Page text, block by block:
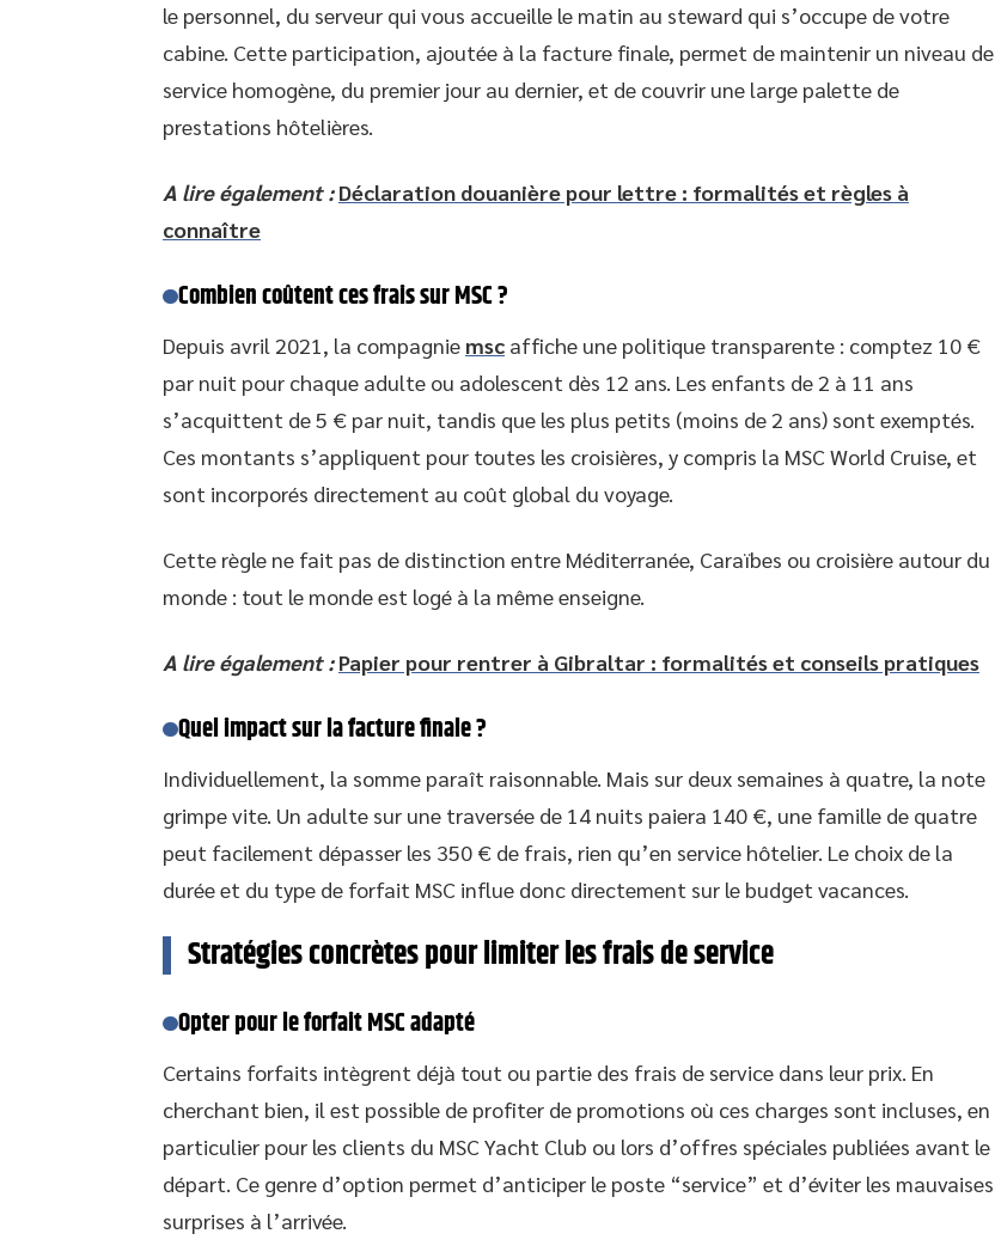
le personnel, du serveur qui vous accueille le matin au steward qui s’occupe de votre
cabine. Cette participation, ajoutée à la facture finale, permet de maintenir un niveau de
service homogène, du premier jour au dernier, et de couvrir une large palette de
prestations hôtelières.
A lire également : Déclaration douanière pour lettre : formalités et règles à
connaître
Combien coûtent ces frais sur MSC ?
Depuis avril 2021, la compagnie msc affiche une politique transparente : comptez 10 €
par nuit pour chaque adulte ou adolescent dès 12 ans. Les enfants de 2 à 11 ans
s’acquittent de 5 € par nuit, tandis que les plus petits (moins de 2 ans) sont exemptés.
Ces montants s’appliquent pour toutes les croisières, y compris la MSC World Cruise, et
sont incorporés directement au coût global du voyage.
Cette règle ne fait pas de distinction entre Méditerranée, Caraïbes ou croisière autour du
monde : tout le monde est logé à la même enseigne.
A lire également : Papier pour rentrer à Gibraltar : formalités et conseils pratiques
Quel impact sur la facture finale ?
Individuellement, la somme paraît raisonnable. Mais sur deux semaines à quatre, la note
grimpe vite. Un adulte sur une traversée de 14 nuits paiera 140 €, une famille de quatre
peut facilement dépasser les 350 € de frais, rien qu’en service hôtelier. Le choix de la
durée et du type de forfait MSC influe donc directement sur le budget vacances.
Stratégies concrètes pour limiter les frais de service
Opter pour le forfait MSC adapté
Certains forfaits intègrent déjà tout ou partie des frais de service dans leur prix. En
cherchant bien, il est possible de profiter de promotions où ces charges sont incluses, en
particulier pour les clients du MSC Yacht Club ou lors d’offres spéciales publiées avant le
départ. Ce genre d’option permet d’anticiper le poste “service” et d’éviter les mauvaises
surprises à l’arrivée.